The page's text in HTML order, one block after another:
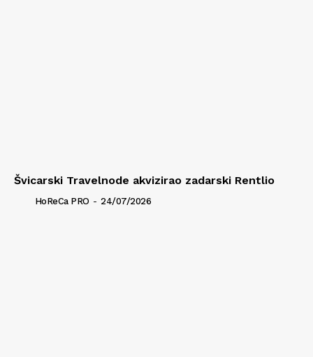
Švicarski Travelnode akvizirao zadarski Rentlio
HoReCa PRO - 24/07/2026